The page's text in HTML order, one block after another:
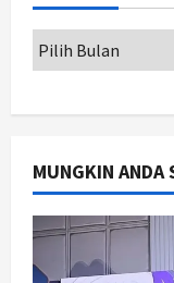
2
MUNGKIN ANDA